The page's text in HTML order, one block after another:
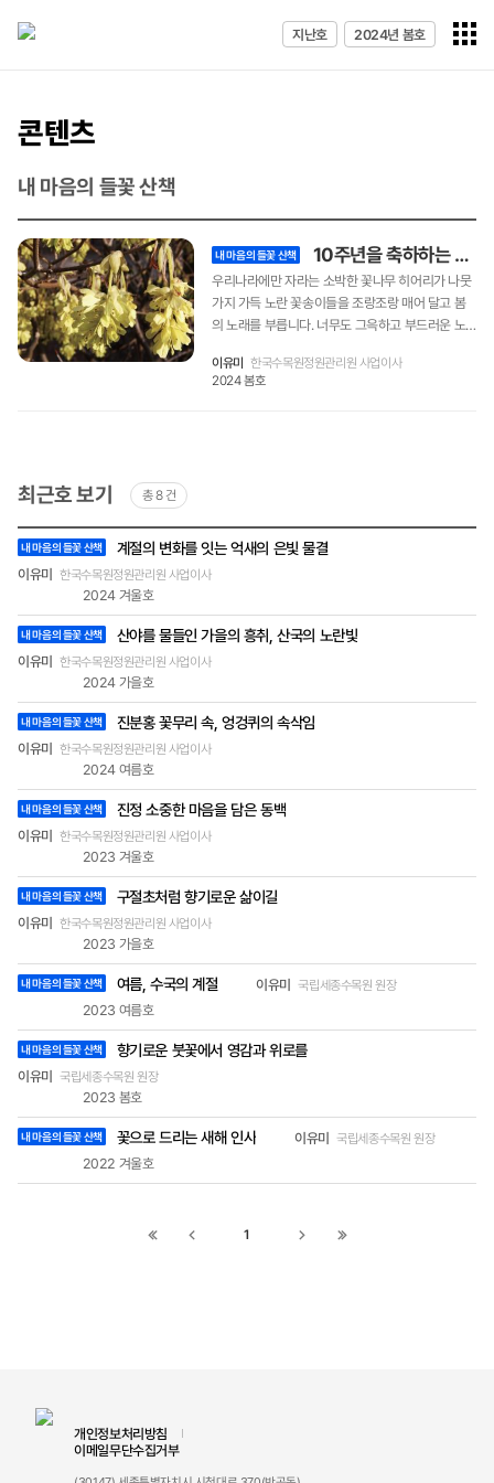
전체메
열기
지난호 2024년 봄호
콘텐츠
내 마음의 들꽃 산책
내 마음의 들꽃 산책 10주년을 축하하는 환하고 고운 ‘히어리’
우리나라에만 자라는 소박한 꽃나무 히어리가 나뭇
가지 가득 노란 꽃송이들을 조랑조랑 매어 달고 봄
의 노래를 부릅니다. 너무도 그윽하고 부드러운 노
람에 살랑이는 모습은 화사하지만 현란하지 않고,
소박하면서 현대적이기도 합니다. 이 아름다운 꽃나
니다. 그래서 이 글을 읽은 이 시대의 지성인 여러분
이, 이 봄에, 이 꽃나무 하나만큼은 꼭 알고, 그 매력
스』 계간지 창간 10주년을 축하하는 환하고 고운 메
시지이기도 합니다. 히어리는 낙엽성 활엽수이며 작
속을 닮았다는 뜻인데 잎의 모양이 정말 개암나무를
닮았지요. 영어 이름도 코리안 윈터 헤이즐(Korean
광사가 있는 곳에서 이 나무가 발견되고 꽃잎이 밀
랍처럼 도톰하여 송광납판화라고 부르기도 했습니
꽃송이를 이루고, 다시 수백 수천의 꽃송이들이 나
무 가득 달려 한 그루에 봄을 매답니다. 꽃이 지고 나
의 연한 초록색 질감이 싱그럽고 가을이 되어 물드
는 황금색 단풍도 히어리를 꽃이 없어도 좋은 나무
이 만드는 수피는 또 얼마나 운치 있는지. 국립세종
수목원 정원엔 곳곳에 히어리가 있습니다. 가장 쉽
기다립니다. 이토록 매력적인, 꼭 알아야 할 우리 꽃
나무, 제대로 한번 사귀어 보지 않으실래요? 어쩌면
철학적 혹은 인문학적 발견이 있을지도 모르지요.
이 하나 생겨 있어도 좋겠습니다.
이유미
한국수목원정원관리원 사업이사
2024 봄호
최근호 보기 총 8 건
최근호
목록
-
제목,
(소속
및
호
내 마음의 들꽃 산책 계절의 변화를 잇는 억새의 은빛 물결
이유미 한국수목원정원관리원 사업이사
2024 겨울호
내 마음의 들꽃 산책 산야를 물들인 가을의 흥취, 산국의 노란빛
이유미 한국수목원정원관리원 사업이사
2024 가을호
내 마음의 들꽃 산책 진분홍 꽃무리 속, 엉겅퀴의 속삭임
이유미 한국수목원정원관리원 사업이사
2024 여름호
내 마음의 들꽃 산책 진정 소중한 마음을 담은 동백
이유미 한국수목원정원관리원 사업이사
2023 겨울호
내 마음의 들꽃 산책 구절초처럼 향기로운 삶이길
이유미 한국수목원정원관리원 사업이사
2023 가을호
내 마음의 들꽃 산책 여름, 수국의 계절 이유미 국립세종수목원 원장
2023 여름호
내 마음의 들꽃 산책 향기로운 붓꽃에서 영감과 위로를
이유미 국립세종수목원 원장
2023 봄호
내 마음의 들꽃 산책 꽃으로 드리는 새해 인사 이유미 국립세종수목원 원장
2022 겨울호
첫
이전
1
다음
끝
개인정보처리방침
이메일무단수집거부